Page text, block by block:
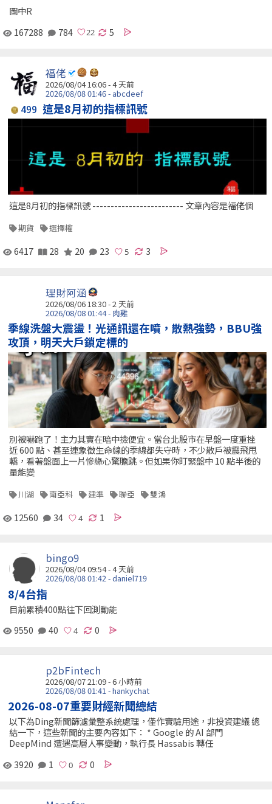
圖中R
167288
784 5
福佬
2026/08/04 16:06 - 4 天前
2026/08/08 01:46 - abcdeef
499 這是8月初的指標訊號
這是8月初的指標訊號 ------------------------- 文章內容是福佬個
期貨 選擇權
6417 28 20 23 3
理財阿涵
2026/08/06 18:30 - 2 天前
2026/08/08 01:44 - 肉雞
季線洗盤大震盪！光通訊還在噴，散熱強勢，BBU強
攻頂，明天大戶鎖定標的
別被嚇跑了！主力其實在暗中撿便宜。當台北股市在早盤一度重挫
近 600 點、甚至連象徵生命線的季線都失守時，不少散戶被震飛甩
轎，看著盤面上一片慘綠心驚膽跳。但如果你盯緊盤中 10 點半後的
量能變
川湖 南亞科 建準 聯亞 雙鴻
12560 34 1
bingo9
2026/08/04 09:54 - 4 天前
2026/08/08 01:42 - daniel719
8/4台指
目前累積400點往下回測動能
9550
40 0
p2bFintech
2026/08/07 21:09 -6 小時前
2026/08/08 01:41 - hankychat
2026-08-07重要財經新聞總結
以下為Ding新聞篩濾彙整系統處理，僅作實驗用途，非投資建議 總
結一下，這些新聞的主要內容如下： * Google 的 AI 部門
DeepMind 遭遇高層人事變動，執行長 Hassabis 轉任
3920
1 0